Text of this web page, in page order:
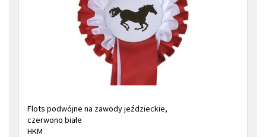
Flots podwójne na zawody jeździeckie,
czerwono białe
HKM